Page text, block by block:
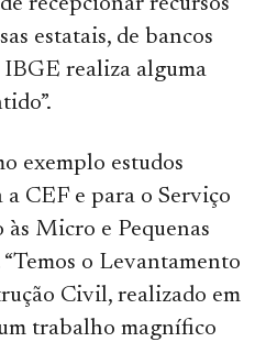
recepcionar recursos
estatais, de bancos
realiza alguma
exemplo estudos
CEF e para o Serviço
Micro e Pequenas
“Temos o Levantamento
Civil, realizado em
trabalho magnífico